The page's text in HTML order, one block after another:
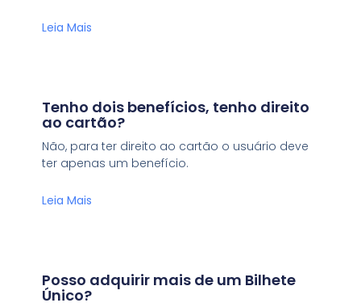
Leia Mais
Tenho dois benefícios, tenho direito
ao cartão?
Não, para ter direito ao cartão o usuário deve
ter apenas um benefício.
Leia Mais
Posso adquirir mais de um Bilhete
Único?